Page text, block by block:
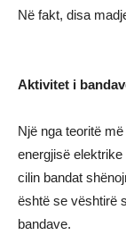
Në fakt, disa
Aktivitet i
Një nga teoritë
energjisë
cilin bandat
është se vështirë
bandave.